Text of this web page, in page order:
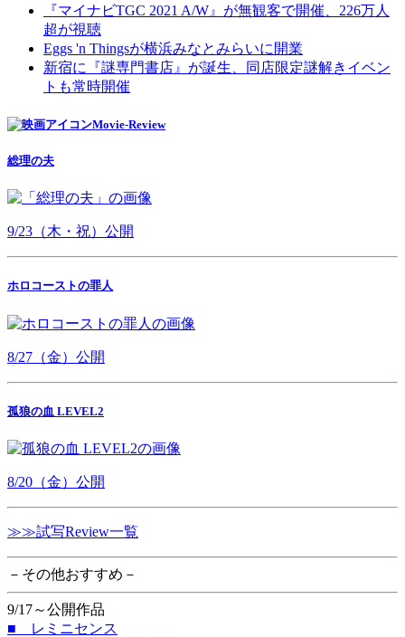
『マイナビTGC 2021 A/W』が無観客で開催、226万人
超が視聴
Eggs 'n Thingsが横浜みなとみらいに開業
新宿に『謎専門書店』が誕生、同店限定謎解きイベン
トも常時開催
Movie-Review
総理の夫
9/23（木・祝）公開
ホロコーストの罪人
8/27（金）公開
孤狼の血 LEVEL2
8/20（金）公開
≫≫試写Review一覧
－その他おすすめ－
9/17～公開作品
■ レミニセンス